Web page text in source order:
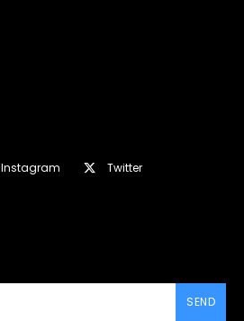
Instagram
Twitter
SEND